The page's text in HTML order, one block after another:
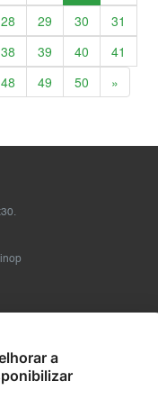
28 29 30
31
38 39 40
41
48 49 50 »
a